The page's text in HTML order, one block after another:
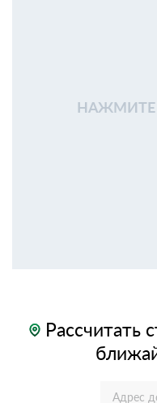
НАЖМИТЕ
Рассчитать